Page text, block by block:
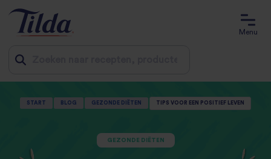
Menu
START BLOG GEZONDE DIËTEN TIPS VOOR EEN POSITIEF LEVEN
GEZONDE DIËTEN